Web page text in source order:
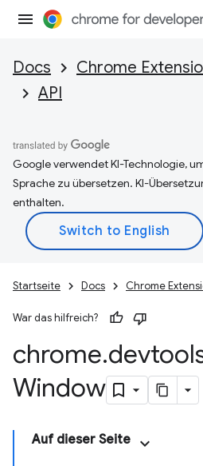
Docs Chrome
API
Google verwendet KI-Technologie,
Sprache zu übersetzen. KI-
enthalten.
Startseite Docs Chrome
War das hilfreich?
chrome.
Window
Auf dieser Seite